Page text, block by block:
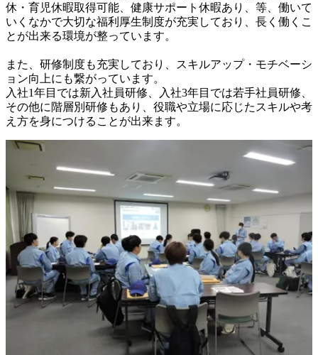
休・育児休暇取得可能、健康サポート休暇あり、等、働いて
いくなかで大切な福利厚生制度が充実しており、長く働くこ
とが出来る環境が整っています。
また、研修制度も充実しており、スキルアップ・モチベーシ
ョン向上にも繋がっています。
入社1年目では新入社員研修、入社3年目では若手社員研修、
その他に階層別研修もあり、役職や立場に応じたスキルや考
え方を身につけることが出来ます。